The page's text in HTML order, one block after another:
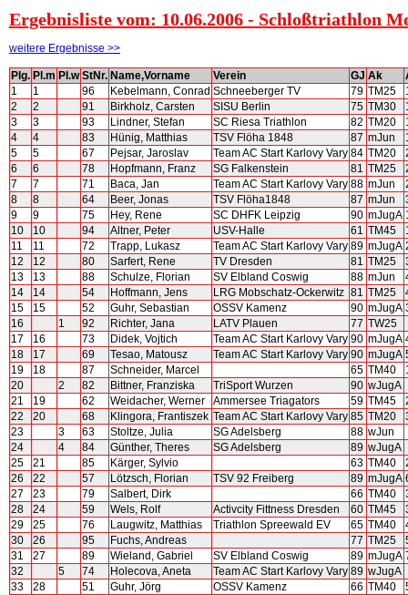
Ergebnisliste vom: 10.06.2006 - Schloßtriathlon
weitere Ergebnisse >>
Plg. Pl.m Pl.w StNr. Name,Vorname Verein GJ Ak
1
1 96 Kebelmann, Conrad Schneeberger TV 79 TM25
2
2 91 Birkholz, Carsten SISU Berlin 75 TM30
3
3 93 Lindner, Stefan SC Riesa Triathlon 82 TM20
4
4 83 Hünig, Matthias TSV Flöha 1848 87 mJun
5
5 67 Pejsar, Jaroslav Team AC Start Karlovy Vary 84 TM20
6
6 78 Hopfmann, Franz SG Falkenstein 81 TM25
7
7 71 Baca, Jan Team AC Start Karlovy Vary 88 mJun
8
8 64 Beer, Jonas TSV Flöha1848 87 mJun
9
9 75 Hey, Rene SC DHFK Leipzig 90 mJugA
10
10 94 Altner, Peter USV-Halle 61 TM45
11
11 72 Trapp, Lukasz Team AC Start Karlovy Vary 89 mJugA
12
12 80 Sarfert, Rene TV Dresden 81 TM25
13
13 88 Schulze, Florian SV Elbland Coswig 88 mJun
14
14 54 Hoffmann, Jens LRG Mobschatz-Ockerwitz 81 TM25
15
15 52 Guhr, Sebastian OSSV Kamenz 90 mJugA
16
1 92 Richter, Jana LATV Plauen 77 TW25
17
16 73 Didek, Vojtich Team AC Start Karlovy Vary 90 mJugA
18
17 69 Tesao, Matousz Team AC Start Karlovy Vary 90 mJugA
19
18 87 Schneider, Marcel 65 TM40
20
2 82 Bittner, Franziska TriSport Wurzen 90 wJugA
21
19 62 Weidacher, Werner Ammersee Triagators 59 TM45
22
20 68 Klingora, Frantiszek Team AC Start Karlovy Vary 85 TM20
23
3 63 Stoltze, Julia SG Adelsberg 88 wJun
24
4 84 Günther, Theres SG Adelsberg 89 wJugA
25
21 85 Kärger, Sylvio 63 TM40
26
22 57 Lötzsch, Florian TSV 92 Freiberg 89 mJugA
27
23 79 Salbert, Dirk 66 TM40
28
24 59 Wels, Rolf Activcity Fittness Dresden 60 TM45
29
25 76 Laugwitz, Matthias Triathlon Spreewald EV 65 TM40
30
26 95 Fuchs, Andreas 77 TM25
31
27 89 Wieland, Gabriel SV Elbland Coswig 89 mJugA
32
5 74 Holecova, Aneta Team AC Start Karlovy Vary 89 wJugA
33
28 51 Guhr, Jörg OSSV Kamenz 66 TM40